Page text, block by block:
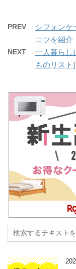
PREV
シフォンケ
コツを紹介
NEXT
一人暮らし
ものリスト]